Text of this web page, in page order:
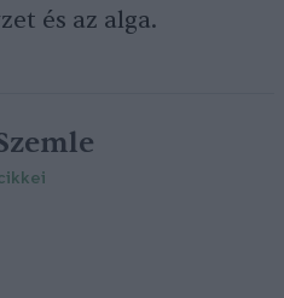
és az alga.